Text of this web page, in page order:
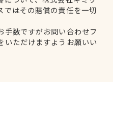
ではその賠償の責任を一切
手数ですがお問い合わせフ
いただけますようお願いい